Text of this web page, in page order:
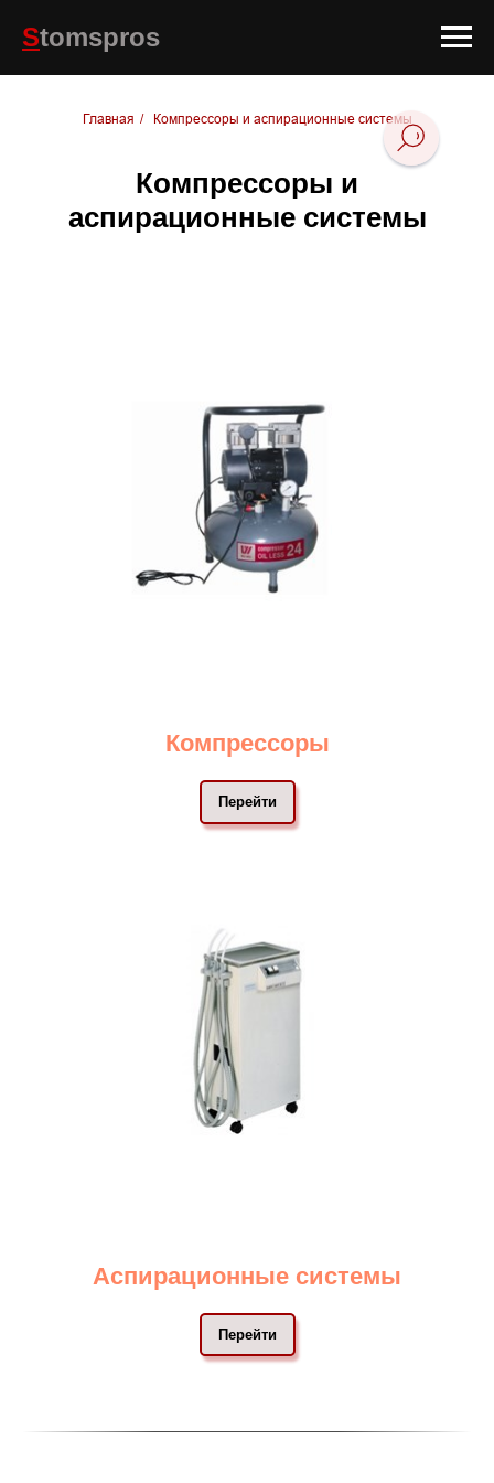
Stomspros
Главная / Компрессоры и аспирационные системы
Компрессоры и
аспирационные системы
Компрессоры
Перейти
Аспирационные системы
Перейти